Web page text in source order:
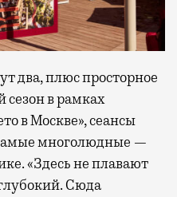
два, плюс просторное
сезон в рамках
в Москве», сеансы
многолюдные —
«Здесь не плавают
Сюда